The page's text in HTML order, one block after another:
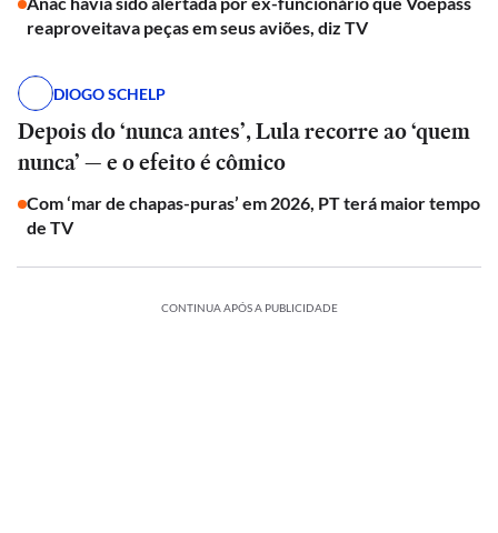
reaproveitava peças em seus aviões, diz TV
DIOGO SCHELP
Depois do ‘nunca antes’, Lula recorre ao ‘quem
nunca’ — e o efeito é cômico
Com ‘mar de chapas-puras’ em 2026, PT terá maior tempo
de TV
CONTINUA APÓS A PUBLICIDADE